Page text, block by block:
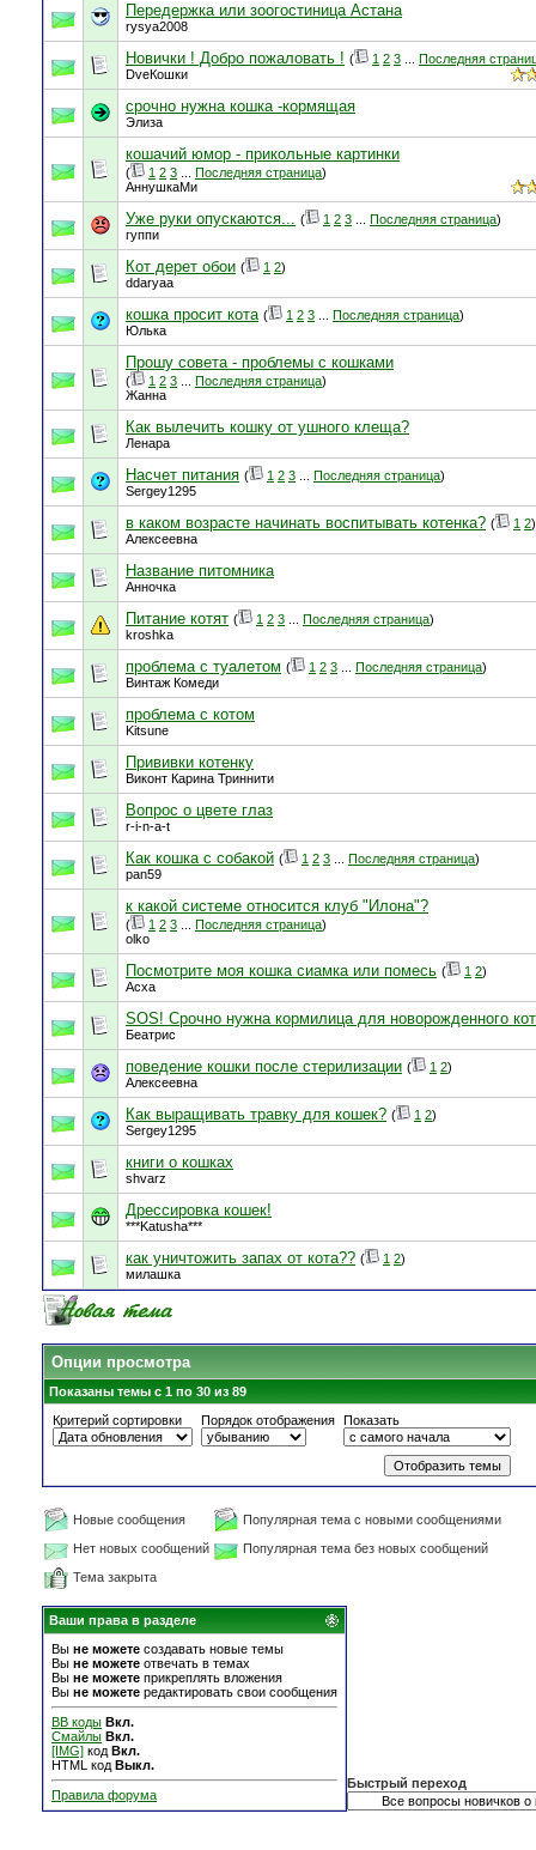
Передержка или зоогостиница Астана
rysya2008
Новички ! Добро пожаловать ! ( 1 2 3
Последняя
DveКошки
срочно нужна кошка -кормящая
Элиза
кошачий юмор - прикольные картинки
( 1 2 3 Последняя страница)
АннушкаМи
Уже руки опускаются... ( 1 2 3 Последняя страница)
гуппи
Кот дерет обои ( 1 2)
ddaryaa
кошка просит кота ( 1 2 3 Последняя страница)
Юлька
Прошу совета - проблемы с кошками
( 1 2 3 Последняя страница)
Жанна
Как вылечить кошку от ушного клеща?
Ленара
Насчет питания ( 1 2 3 Последняя страница)
Sergey1295
в каком возрасте начинать воспитывать котенка? ( 1 2)
Алексеевна
Название питомника
Анночка
Питание котят ( 1 2 3 Последняя страница)
kroshka
проблема с туалетом ( 1 2 3 Последняя страница)
Винтаж Комеди
проблема с котом
Kitsune
Прививки котенку
Виконт Карина Триннити
Вопрос о цвете глаз
r-i-n-a-t
Как кошка с собакой ( 1 2 3 Последняя страница)
pan59
к какой системе относится клуб "Илона"?
( 1 2 3 Последняя страница)
olko
Посмотрите моя кошка сиамка или помесь ( 1 2)
Асха
SOS! Срочно нужна кормилица для новорожденного
Беатрис
поведение кошки после стерилизации ( 1 2)
Алексеевна
Как выращивать травку для кошек? ( 1 2)
Sergey1295
книги о кошках
shvarz
Дрессировка кошек!
***Katusha***
как уничтожить запах от кота?? ( 1 2)
милашка
Опции просмотра
Показаны темы с 1 по 30 из 89
Критерий сортировки
Порядок отображения Показать
Новые сообщения
Популярная тема с новыми сообщениями
Нет новых сообщений
Популярная тема без новых сообщений
Тема закрыта
Ваши права в разделе
Вы не можете создавать новые темы
Вы не можете отвечать в темах
Вы не можете прикреплять вложения
Вы не можете редактировать свои сообщения
BB коды Вкл.
Смайлы Вкл.
[IMG] код Вкл.
HTML код Выкл.
Правила форума
Быстрый переход